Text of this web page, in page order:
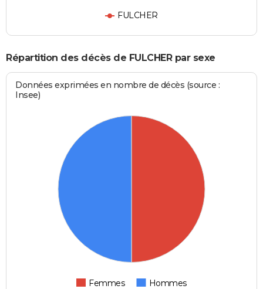
FULCHER
Répartition des décès de FULCHER par sexe
Données exprimées en nombre de décès (source :
Insee)
Femmes Hommes